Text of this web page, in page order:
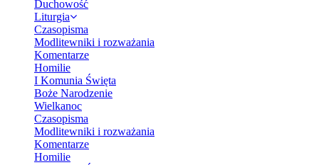
Duchowość
Liturgia
Czasopisma
Modlitewniki i rozważania
Komentarze
Homilie
I Komunia Święta
Boże Narodzenie
Wielkanoc
Czasopisma
Modlitewniki i rozważania
Komentarze
Homilie